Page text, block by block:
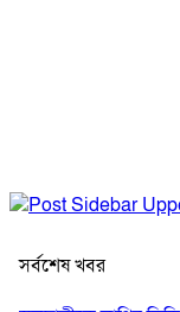
সর্বশেষ খবর